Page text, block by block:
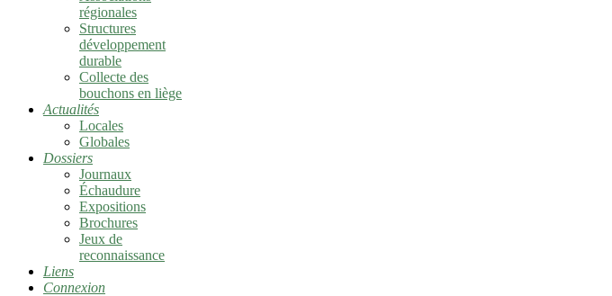
régionales
Structures
développement
durable
Collecte des
bouchons en liège
Actualités
Locales
Globales
Dossiers
Journaux
Échaudure
Expositions
Brochures
Jeux de
reconnaissance
Liens
Connexion